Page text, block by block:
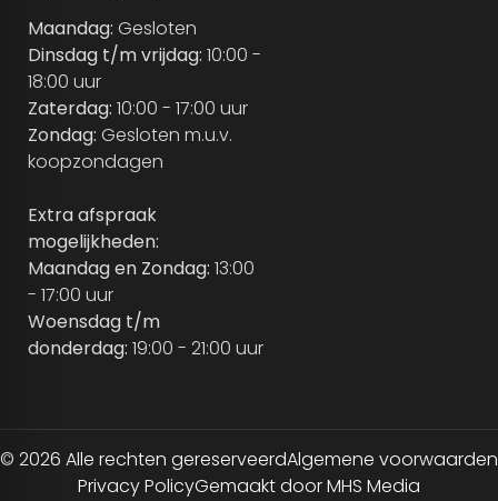
Maandag: Gesloten
Dinsdag t/m vrijdag: 10:00 -
18:00 uur
Zaterdag: 10:00 - 17:00 uur
Zondag: Gesloten m.u.v.
koopzondagen
Extra afspraak
mogelijkheden:
Maandag en Zondag: 13:00
- 17:00 uur
Woensdag t/m
donderdag: 19:00 - 21:00 uur
© 2026 Alle rechten gereserveerdAlgemene voorwaarden
Privacy PolicyGemaakt door MHS Media